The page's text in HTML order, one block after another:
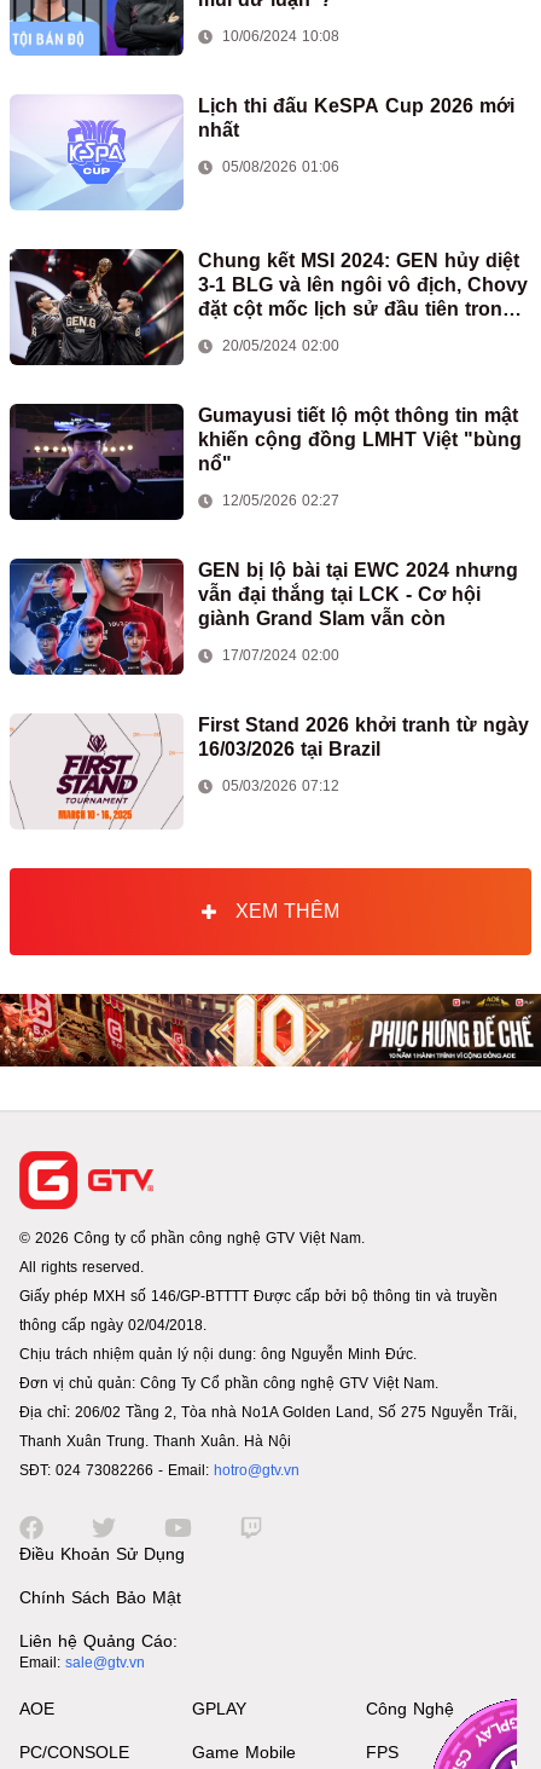
10/06/2024 10:08
Lịch thi đấu KeSPA Cup 2026 mới
nhất
05/08/2026 01:06
Chung kết MSI 2024: GEN hủy diệt
3-1 BLG và lên ngôi vô địch, Chovy
đặt cột mốc lịch sử đầu tiên trong
20/05/2024 02:00
Gumayusi tiết lộ một thông tin mật
khiến cộng đồng LMHT Việt "bùng
nổ"
12/05/2026 02:27
GEN bị lộ bài tại EWC 2024 nhưng
vẫn đại thắng tại LCK - Cơ hội
giành Grand Slam vẫn còn
17/07/2024 02:00
First Stand 2026 khởi tranh từ ngày
16/03/2026 tại Brazil
05/03/2026 07:12
XEM THÊM
© 2026 Công ty cổ phần công nghệ GTV Việt Nam.
All rights reserved.
Giấy phép MXH số 146/GP-BTTTT Được cấp bởi bộ thông tin và truyền
thông cấp ngày 02/04/2018.
Chịu trách nhiệm quản lý nội dung: ông Nguyễn Minh Đức.
Đơn vị chủ quản: Công Ty Cổ phần công nghệ GTV Việt Nam.
Địa chỉ: 206/02 Tầng 2, Tòa nhà No1A Golden Land, Số 275 Nguyễn Trãi,
Thanh Xuân Trung. Thanh Xuân. Hà Nội
SĐT: 024 73082266 - Email: hotro@gtv.vn
Điều Khoản Sử Dụng
Chính Sách Bảo Mật
Liên hệ Quảng Cáo:
Email: sale@gtv.vn
AOE
PC/CONSOLE
GPLAY
Game Mobile
Công Nghệ
FPS